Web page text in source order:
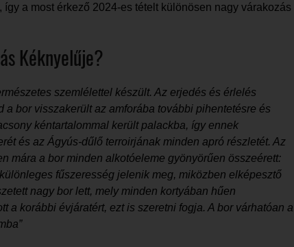
a most érkező 2024-es tételt különösen nagy várakozás
Kéknyelűje?
szemlélettel készült. Az erjedés és érlelés
a bor visszakerült az amforába további pihentetésre és
kéntartalommal került palackba, így ennek
és az Ágyús-dűlő terroirjának minden apró részletét. Az
mára a bor minden alkotóeleme gyönyörűen összeérett:
fűszeresség jelenik meg, miközben elképesztő
nagy bor lett, mely minden kortyában hűen
a korábbi évjáratért, ezt is szeretni fogja. A bor várhatóan a